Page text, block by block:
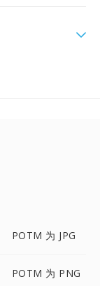
POTM 为 JPG
POTM 为 PNG